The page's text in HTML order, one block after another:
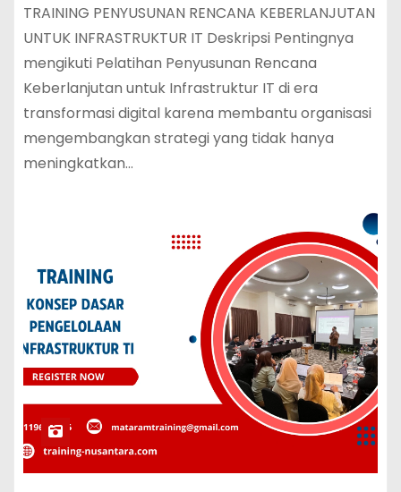
TRAINING PENYUSUNAN RENCANA KEBERLANJUTAN
UNTUK INFRASTRUKTUR IT Deskripsi Pentingnya
mengikuti Pelatihan Penyusunan Rencana
Keberlanjutan untuk Infrastruktur IT di era
transformasi digital karena membantu organisasi
mengembangkan strategi yang tidak hanya
meningkatkan…